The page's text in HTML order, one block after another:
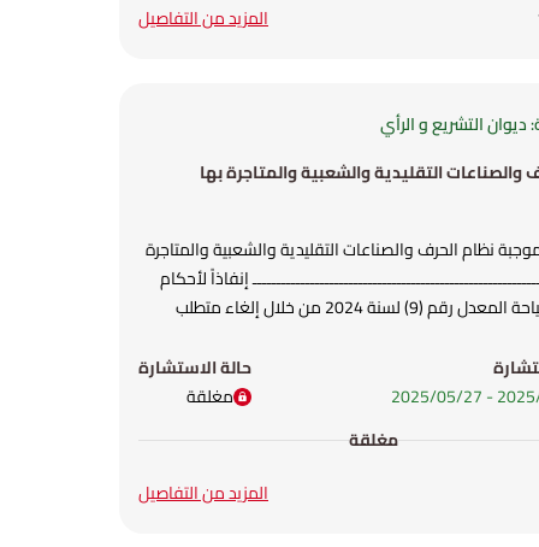
المزيد من التفاصيل
التشريع و الرأي
والصناعات التقليدية والشعبية والمتاجرة بها
نظام الحرف والصناعات التقليدية والشعبية والمتاجرة
بها ـــــــــــــــــــــــــــــــــــــــــــــــــــــــــــــــــــــ إنفاذاً لأحكام
قانون السياحة المعدل رقم (9) لسنة 2024 من خلال إلغاء متطلب
واستبدالها بأدوات تنظيمية التسجيل للشخص
والصانع) والتصنيف للشخص الاعتباري (المتاجر
ولتبسيط إجراءات ومتطلبات التسجيل والتصنيف بهدف تحسين
وخلق فرص عمل وفق نماذج تنظيمية جديدة وبما ينسجم
فقد تم وضع مشروع هذا النظام .
-
27‏/05‏/2025
حالة الاستشارة
مغلقة
مغلقة
المزيد من التفاصيل